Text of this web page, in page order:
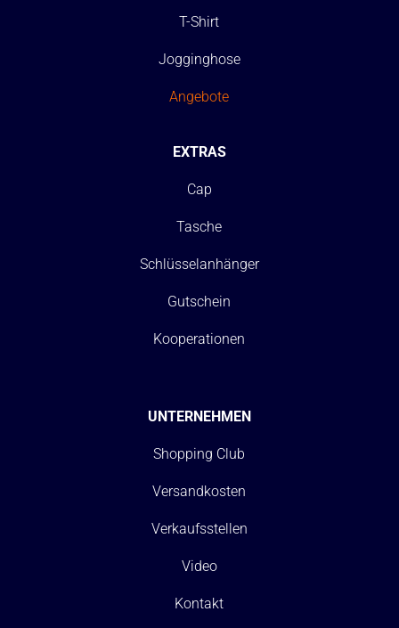
T-Shirt
Jogginghose
Angebote
EXTRAS
Cap
Tasche
Schlüsselanhänger
Gutschein
Kooperationen
UNTERNEHMEN
Shopping Club
Versandkosten
Verkaufsstellen
Video
Kontakt